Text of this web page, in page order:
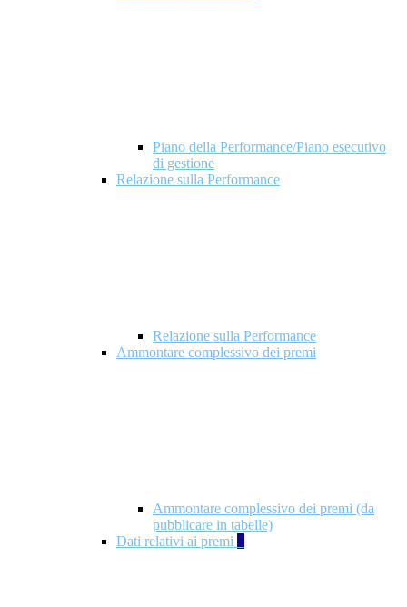
Piano della Performance/Piano esecutivo
di gestione
Relazione sulla Performance
Relazione sulla Performance
Ammontare complessivo dei premi
Ammontare complessivo dei premi (da
pubblicare in tabelle)
Dati relativi ai premi 5